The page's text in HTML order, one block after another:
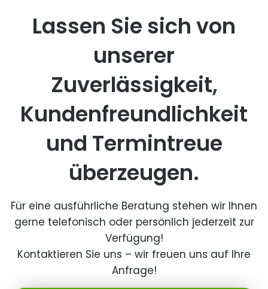
Lassen Sie sich von
unserer
Zuverlässigkeit,
Kundenfreundlichkeit
und Termintreue
überzeugen.
Für eine ausführliche Beratung stehen wir Ihnen
gerne telefonisch oder persönlich jederzeit zur
Verfügung!
Kontaktieren Sie uns – wir freuen uns auf Ihre
Anfrage!